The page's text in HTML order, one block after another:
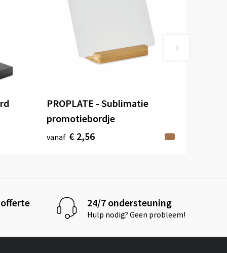
PROPLATE - Sublimatie
promotiebordje
vanaf € 2,56
offerte 24/7 ondersteuning
Hulp nodig? Geen probleem!